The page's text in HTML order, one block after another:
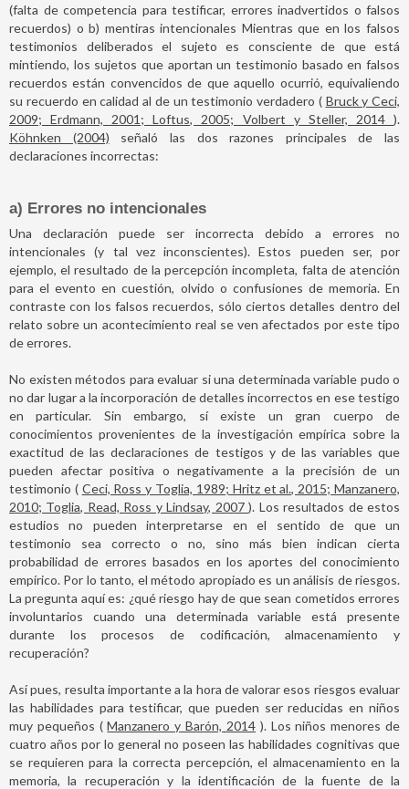
(falta de competencia para testificar, errores inadvertidos o falsos
recuerdos) o b) mentiras intencionales Mientras que en los falsos
testimonios deliberados el sujeto es consciente de que está
mintiendo, los sujetos que aportan un testimonio basado en falsos
recuerdos están convencidos de que aquello ocurrió, equivaliendo
su recuerdo en calidad al de un testimonio verdadero ( Bruck y Ceci,
2009; Erdmann, 2001; Loftus, 2005; Volbert y Steller, 2014 ).
Köhnken (2004) señaló las dos razones principales de las
declaraciones incorrectas:
a) Errores no intencionales
Una declaración puede ser incorrecta debido a errores no
intencionales (y tal vez inconscientes). Estos pueden ser, por
ejemplo, el resultado de la percepción incompleta, falta de atención
para el evento en cuestión, olvido o confusiones de memoria. En
contraste con los falsos recuerdos, sólo ciertos detalles dentro del
relato sobre un acontecimiento real se ven afectados por este tipo
de errores.
No existen métodos para evaluar si una determinada variable pudo o
no dar lugar a la incorporación de detalles incorrectos en ese testigo
en particular. Sin embargo, sí existe un gran cuerpo de
conocimientos provenientes de la investigación empírica sobre la
exactitud de las declaraciones de testigos y de las variables que
pueden afectar positiva o negativamente a la precisión de un
testimonio ( Ceci, Ross y Toglia, 1989; Hritz et al., 2015; Manzanero,
2010; Toglia, Read, Ross y Lindsay, 2007). Los resultados de estos
estudios no pueden interpretarse en el sentido de que un
testimonio sea correcto o no, sino más bien indican cierta
probabilidad de errores basados en los aportes del conocimiento
empírico. Por lo tanto, el método apropiado es un análisis de riesgos.
La pregunta aquí es: ¿qué riesgo hay de que sean cometidos errores
involuntarios cuando una determinada variable está presente
durante los procesos de codificación, almacenamiento y
recuperación?
Así pues, resulta importante a la hora de valorar esos riesgos evaluar
las habilidades para testificar, que pueden ser reducidas en niños
muy pequeños (Manzanero y Barón, 2014). Los niños menores de
cuatro años por lo general no poseen las habilidades cognitivas que
se requieren para la correcta percepción, el almacenamiento en la
memoria, la recuperación y la identificación de la fuente de la